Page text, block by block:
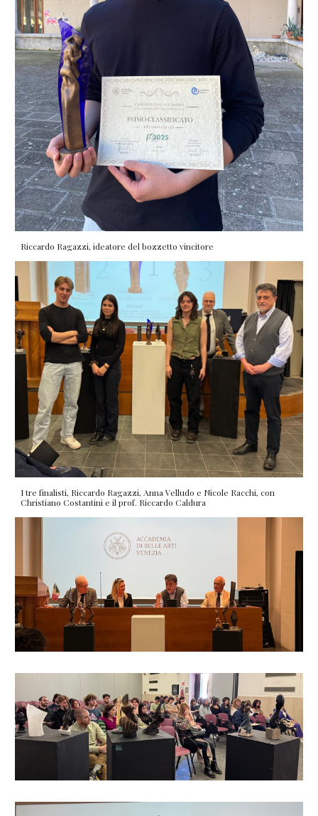
Riccardo Ragazzi, ideatore del bozzetto vincitore
I tre finalisti, Riccardo Ragazzi, Anna Velludo e Nicole Racchi, con
Christiano Costantini e il prof. Riccardo Caldura